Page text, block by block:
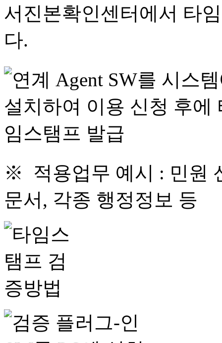
서진본확인센터에서 타
다.
※ 적용업무 예시 : 민원
문서, 각종 행정정보 등